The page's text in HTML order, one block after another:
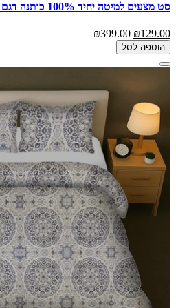
סט מצעים למיטה יחיד 100% כותנה דגם פרחים 90/200
₪129.00
₪399.00
הוספה לסל